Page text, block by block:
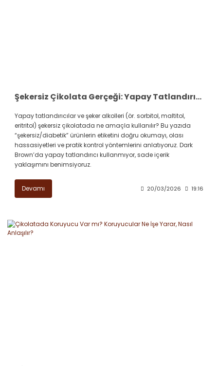
Şekersiz Çikolata Gerçeği: Yapay Tatlandırıcılar, Şeker Alkolleri ve Etiket Okuma Rehberi
Yapay tatlandırıcılar ve şeker alkolleri (ör. sorbitol, maltitol,
eritritol) şekersiz çikolatada ne amaçla kullanılır? Bu yazıda
“şekersiz/diabetik” ürünlerin etiketini doğru okumayı, olası
hassasiyetleri ve pratik kontrol yöntemlerini anlatıyoruz. Dark
Brown’da yapay tatlandırıcı kullanmıyor, sade içerik
yaklaşımını benimsiyoruz.
Devamı 20/03/2026 19:16